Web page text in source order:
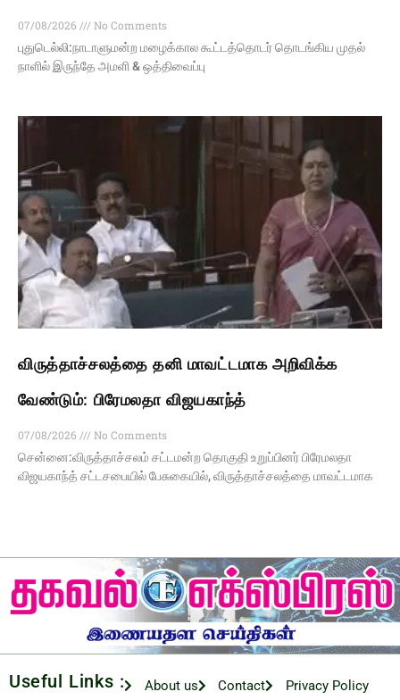
07/08/2026
No Comments
புதுடெல்லி:நாடாளுமன்ற மழைக்கால கூட்டத்தொடர் தொடங்கிய முதல்
நாளில் இருந்தே அமளி & ஒத்திவைப்பு
விருத்தாச்சலத்தை தனி மாவட்டமாக அறிவிக்க
வேண்டும்: பிரேமலதா விஜயகாந்த்
07/08/2026
No Comments
சென்னை:விருத்தாச்சலம் சட்டமன்ற தொகுதி உறுப்பினர் பிரேமலதா
விஜயகாந்த் சட்டசபையில் பேசுகையில், விருத்தாச்சலத்தை மாவட்டமாக
Useful Links : About us Contact Privacy Policy